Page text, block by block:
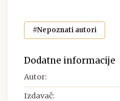
#Nepoznati autori
Dodatne informacije
Autor:
Izdavač: